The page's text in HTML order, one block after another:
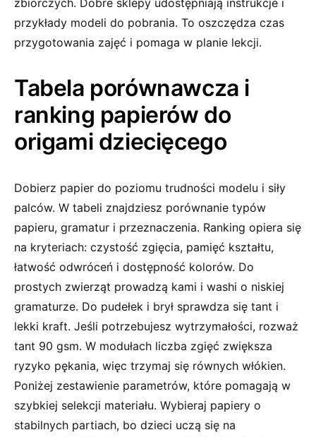
zbiorczych. Dobre sklepy udostępniają instrukcje i
przykłady modeli do pobrania. To oszczędza czas
przygotowania zajęć i pomaga w planie lekcji.
Tabela porównawcza i
ranking papierów do
origami dziecięcego
Dobierz papier do poziomu trudności modelu i siły
palców. W tabeli znajdziesz porównanie typów
papieru, gramatur i przeznaczenia. Ranking opiera się
na kryteriach: czystość zgięcia, pamięć kształtu,
łatwość odwróceń i dostępność kolorów. Do
prostych zwierząt prowadzą kami i washi o niskiej
gramaturze. Do pudełek i brył sprawdza się tant i
lekki kraft. Jeśli potrzebujesz wytrzymałości, rozważ
tant 90 gsm. W modułach liczba zgięć zwiększa
ryzyko pękania, więc trzymaj się równych włókien.
Poniżej zestawienie parametrów, które pomagają w
szybkiej selekcji materiału. Wybieraj papiery o
stabilnych partiach, bo dzieci uczą się na